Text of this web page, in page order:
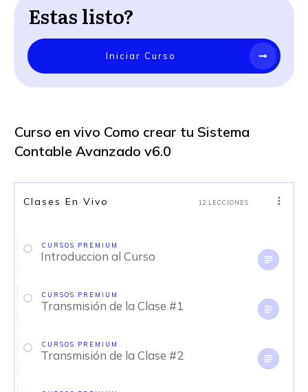
Estas listo?
Iniciar Curso
Curso en vivo Como crear tu Sistema
Contable Avanzado v6.0
Clases En Vivo 12 LECCIONES
CURSOS PREMIUM
Introduccion al Curso
CURSOS PREMIUM
Transmisión de la Clase #1
CURSOS PREMIUM
Transmisión de la Clase #2